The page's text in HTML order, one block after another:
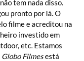
tem nada disso.
pronto por lá. O
filme e acreditou na
investido em
etc. Estamos
Globo Filmesestá